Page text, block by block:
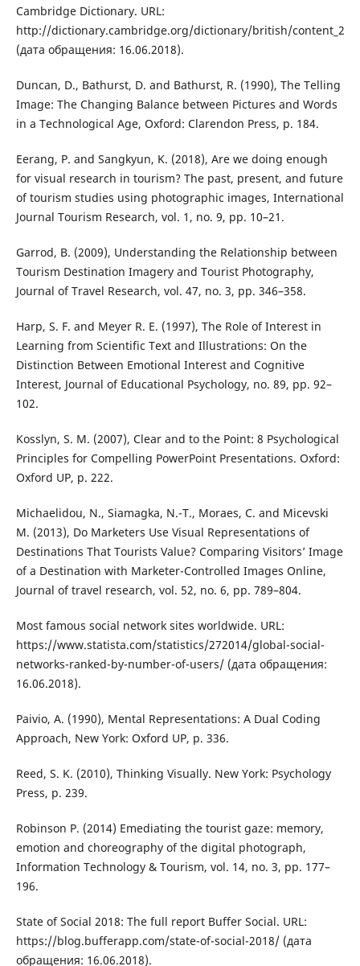
Cambridge Dictionary. URL:
http://dictionary.cambridge.org/dictionary/british/content_2
(дата обращения: 16.06.2018).
Duncan, D., Bathurst, D. and Bathurst, R. (1990), The Telling
Image: The Changing Balance between Pictures and Words
in a Technological Age, Oxford: Clarendon Press, p. 184.
Eerang, P. and Sangkyun, K. (2018), Are we doing enough
for visual research in tourism? The past, present, and future
of tourism studies using photographic images, International
Journal Tourism Research, vol. 1, no. 9, pp. 10–21.
Garrod, B. (2009), Understanding the Relationship between
Tourism Destination Imagery and Tourist Photography,
Journal of Travel Research, vol. 47, no. 3, pp. 346–358.
Harp, S. F. and Meyer R. E. (1997), The Role of Interest in
Learning from Scientific Text and Illustrations: On the
Distinction Between Emotional Interest and Cognitive
Interest, Journal of Educational Psychology, no. 89, pp. 92–
102.
Kosslyn, S. M. (2007), Clear and to the Point: 8 Psychological
Principles for Compelling PowerPoint Presentations. Oxford:
Oxford UP, p. 222.
Michaelidou, N., Siamagka, N.-T., Moraes, C. and Micevski
M. (2013), Do Marketers Use Visual Representations of
Destinations That Tourists Value? Comparing Visitors’ Image
of a Destination with Marketer-Controlled Images Online,
Journal of travel research, vol. 52, no. 6, pp. 789–804.
Most famous social network sites worldwide. URL:
https://www.statista.com/statistics/272014/global-social-
networks-ranked-by-number-of-users/ (дата обращения:
16.06.2018).
Paivio, A. (1990), Mental Representations: A Dual Coding
Approach, New York: Oxford UP, p. 336.
Reed, S. K. (2010), Thinking Visually. New York: Psychology
Press, p. 239.
Robinson P. (2014) Emediating the tourist gaze: memory,
emotion and choreography of the digital photograph,
Information Technology & Tourism, vol. 14, no. 3, pp. 177–
196.
State of Social 2018: The full report Buffer Social. URL:
https://blog.bufferapp.com/state-of-social-2018/ (дата
обращения: 16.06.2018).